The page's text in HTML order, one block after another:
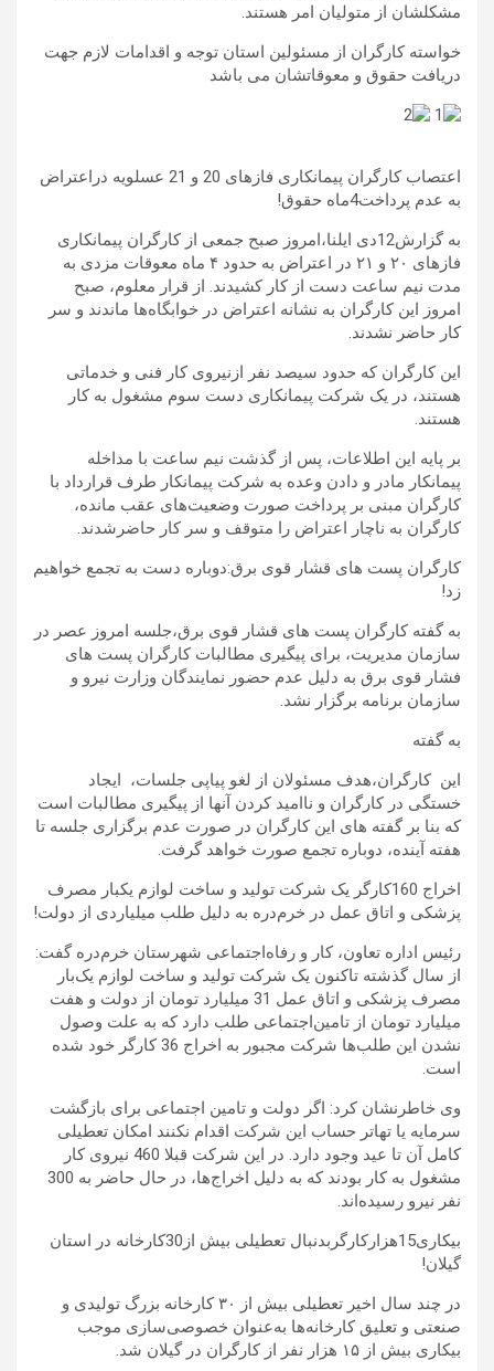
مشکلشان از متولیان امر هستند.
خواسته کارگران از مسئولین استان توجه و اقدامات لازم جهت
دریافت حقوق و معوقاتشان می باشد
اعتصاب کارگران پیمانکاری فازهای 20 و 21 عسلویه دراعتراض
به عدم پرداخت4ماه حقوق!
به گزارش12دی ایلنا،امروز صبح جمعی از کارگران پیمانکاری
فازهای ۲۰ و ۲۱ در اعتراض به حدود ۴ ماه معوقات مزدی به
مدت نیم ساعت دست از کار کشیدند. از قرار معلوم، صبح
امروز این کارگران به نشانه اعتراض در خوابگاه‌ها ماندند و سر
کار حاضر نشدند.
این کارگران که حدود سیصد نفر ازنیروی کار فنی و خدماتی
هستند، در یک شرکت پیمانکاری دست سوم مشغول به کار
هستند.
بر پایه این اطلاعات، پس از گذشت نیم ساعت با مداخله
پیمانکار مادر و دادن وعده به شرکت پیمانکار طرف قرارداد با
کارگران مبنی بر پرداخت صورت وضعیت‌های عقب مانده،
کارگران به ناچار اعتراض را متوقف و سر کار حاضرشدند.
کارگران پست های قشار قوی برق:دوباره دست به تجمع خواهیم
زد!
به گفته کارگران پست های قشار قوی برق،جلسه امروز عصر در
سازمان مدیریت، برای پیگیری مطالبات کارگران پست های
فشار قوی برق به دلیل عدم حضور نمایندگان وزارت نیرو و
سازمان برنامه برگزار نشد.
به گفته
این کارگران،هدف مسئولان از لغو پیاپی جلسات، ایجاد
خستگی در کارگران و ناامید کردن آنها از پیگیری مطالبات است
که بنا بر گفته های این کارگران در صورت عدم برگزاری جلسه تا
هفته آینده، دوباره تجمع صورت خواهد گرفت.
اخراج 160کارگر یک شرکت تولید و ساخت لوازم یکبار مصرف
پزشکی و اتاق عمل در خرم‌دره به دلیل طلب میلیاردی از دولت!
رئیس اداره تعاون، کار و رفاه‌اجتماعی شهرستان خرم‌دره گفت:
از سال گذشته تاکنون یک شرکت تولید و ساخت لوازم یک‌بار
مصرف پزشکی و اتاق عمل 31 میلیارد تومان از دولت و هفت
میلیارد تومان از تامین‌اجتماعی طلب دارد که به علت وصول
نشدن این طلب‌ها شرکت مجبور به اخراج 36 کارگر خود شده
است.
وی خاطرنشان کرد: اگر دولت و تامین اجتماعی برای بازگشت
سرمایه یا تهاتر حساب این شرکت اقدام نکنند امکان تعطیلی
کامل آن تا عید وجود دارد. در این شرکت قبلا 460 نیروی کار
مشغول به کار بودند که به دلیل اخراج‌ها، در حال حاضر به 300
نفر نیرو رسیده‌اند.
بیکاری15هزارکارگربدنبال تعطیلی بیش از30کارخانه در استان
گیلان!
در چند سال اخیر تعطیلی بیش از ۳۰ کارخانه بزرگ تولیدی و
صنعتی و تعلیق کارخانه‌ها به‌عنوان خصوصی‌سازی موجب
بیکاری بیش از ۱۵ هزار نفر از کارگران در گیلان شد.